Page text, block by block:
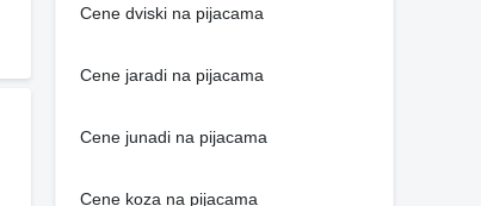
Cene dviski na pijacama
Cene jaradi na pijacama
Cene junadi na pijacama
Cene koza na pijacama